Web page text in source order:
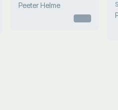
Peeter Helme